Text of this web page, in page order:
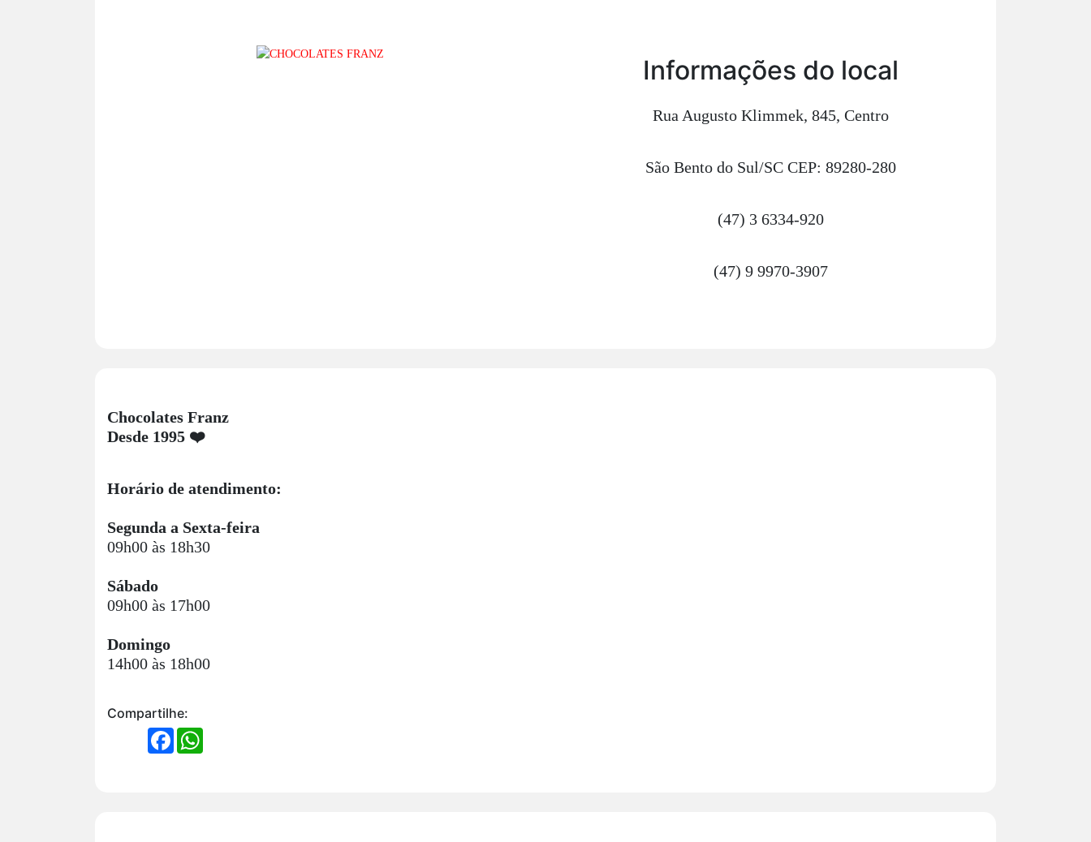
Informações do local
Rua Augusto Klimmek, 845, Centro
São Bento do Sul/SC CEP: 89280-280
(47) 3 6334-920
(47) 9 9970-3907
Chocolates Franz
Desde 1995 ❤️
Horário de atendimento:
Segunda a Sexta-feira
09h00 às 18h30
Sábado
09h00 às 17h00
Domingo
14h00 às 18h00
Compartilhe:
FACEBOOK